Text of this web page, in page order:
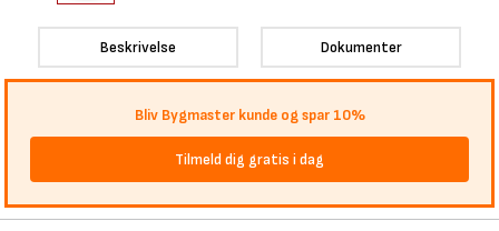
Beskrivelse Dokumenter
Bliv Bygmaster kunde og spar 10%
Tilmeld dig gratis i dag